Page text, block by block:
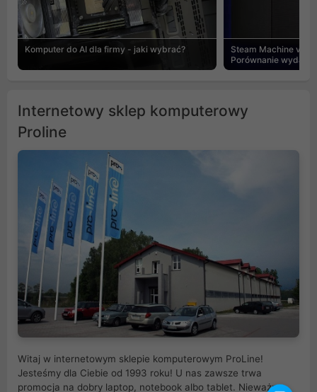
Komputer do AI dla firmy - jaki wybrać?
Steam Machine vs
Porównanie
Internetowy sklep komputerowy
Proline
Witaj w internetowym sklepie komputerowym ProLine!
Jesteśmy dla Ciebie od 1993 roku! U nas zawsze trwa
promocja na dobry laptop, notebook albo tablet. Nieważne